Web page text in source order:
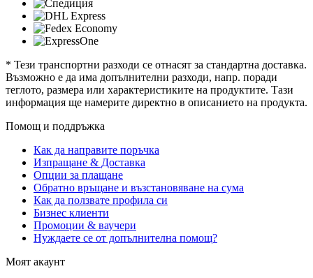
* Тези транспортни разходи се отнасят за стандартна доставка.
Възможно е да има допълнителни разходи, напр. поради
теглото, размера или характеристиките на продуктите. Тази
информация ще намерите директно в описанието на продукта.
Помощ и поддръжка
Как да направите поръчка
Изпращане & Доставка
Опции за плащане
Обратно връщане и възстановяване на сума
Как да ползвате профила си
Бизнес клиенти
Промоции & ваучери
Нуждаете се от допълнителна помощ?
Моят акаунт